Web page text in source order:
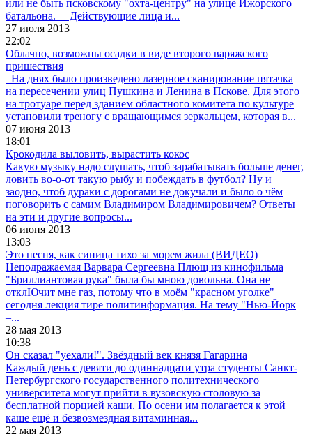
или не быть псковскому "охта-центру" на улице Ижорского
батальона. Действующие лица и...
27 июля 2013
22:02
Облачно, возможны осадки в виде второго варяжского
пришествия
На днях было произведено лазерное сканирование пятачка
на пересечении улиц Пушкина и Ленина в Пскове. Для этого
на тротуаре перед зданием областного комитета по культуре
установили треногу с вращающимся зеркальцем, которая в...
07 июня 2013
18:01
Крокодила выловить, вырастить кокос
Какую музыку надо слушать, чтоб зарабатывать больше денег,
ловить во-о-от такую рыбу и побеждать в футбол? Ну и
заодно, чтоб дураки с дорогами не докучали и было о чём
поговорить с самим Владимиром Владимировичем? Ответы
на эти и другие вопросы...
06 июня 2013
13:03
Это песня, как синица тихо за морем жила (ВИДЕО)
Неподражаемая Варвара Сергеевна Плющ из кинофильма
"Бриллиантовая рука" была бы мною довольна. Она не
отклЮчит мне газ, потому что в моём "красном уголке"
сегодня лекция тире политинформация. На тему "Нью-Йорк
–...
28 мая 2013
10:38
Он сказал "уехали!". Звёздный век князя Гагарина
Каждый день с девяти до одиннадцати утра студенты Санкт-
Петербургского государственного политехнического
университета могут прийти в вузовскую столовую за
бесплатной порцией каши. По осени им полагается к этой
каше ещё и безвозмездная витаминная...
22 мая 2013